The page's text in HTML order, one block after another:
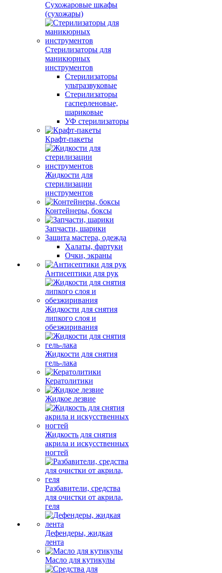
Сухожаровые шкафы
(сухожары)
Стерилизаторы для
маникюрных
инструментов
Стерилизаторы
ультразвуковые
Стерилизаторы
гасперленовые,
шариковые
УФ стерилизаторы
Крафт-пакеты
Жидкости для
стерилизации
инструментов
Контейнеры, боксы
Запчасти, шарики
Защита мастера, одежда
Халаты, фартуки
Очки, экраны
Антисептики для рук
Жидкости для снятия
липкого слоя и
обезжиривания
Жидкости для снятия
гель-лака
Кератолитики
Жидкое лезвие
Жидкость для снятия
акрила и искусственных
ногтей
Разбавители, средства
для очистки от акрила,
геля
Дефендеры, жидкая
лента
Масло для кутикулы